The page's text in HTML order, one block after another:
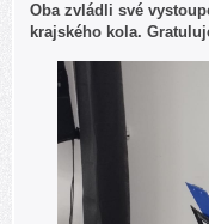
Oba zvládli své
krajského kola.